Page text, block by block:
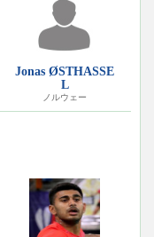
Jonas ØSTHASSE
L
ノルウェー